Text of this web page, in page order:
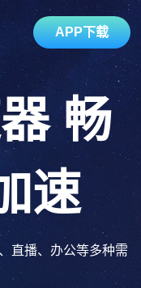
APP下载
畅
速
直播、办公等多种需